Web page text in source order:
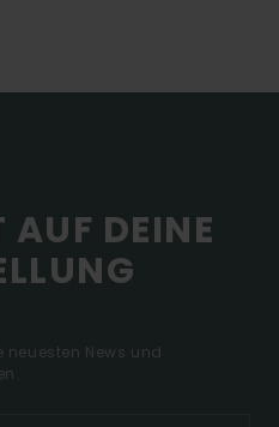
AUF DEINE
News und